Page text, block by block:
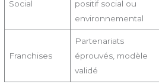
Social
positif social ou
environnemental
Franchises
Partenariats
éprouvés, modèle
validé